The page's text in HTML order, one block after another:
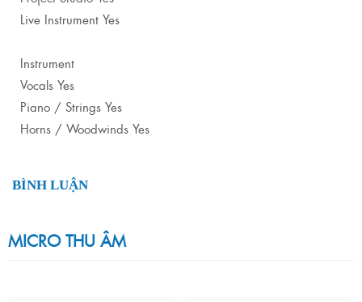
Live Instrument Yes
Instrument
Vocals Yes
Piano / Strings Yes
Horns / Woodwinds Yes
BÌNH LUẬN
MICRO THU ÂM